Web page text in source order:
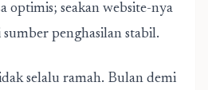
optimis; seakan website-nya
sumber penghasilan stabil.
selalu ramah. Bulan demi